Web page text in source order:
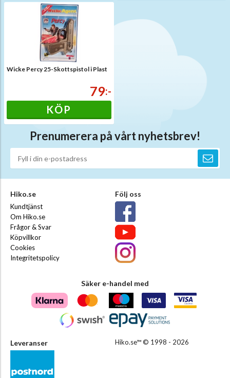
Wicke Percy 25-Skottspistol i Plast
79:-
KÖP
Prenumerera på vårt nyhetsbrev!
Hiko.se
Kundtjänst
Om Hiko.se
Frågor & Svar
Köpvillkor
Cookies
Integritetspolicy
Följ oss
Säker e-handel med
Leveranser Hiko.se™ © 1998 - 2026